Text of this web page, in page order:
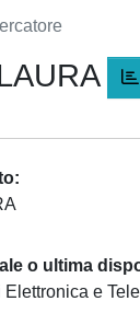
o ultima
Elettronica e